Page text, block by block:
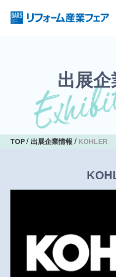
出展
TOP 出展企業情報 KOHLER